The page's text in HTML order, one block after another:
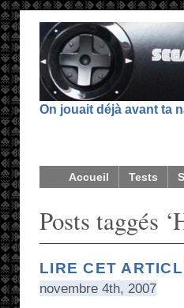
On jouait déjà avant ta
Accueil Tests
Posts taggés
LIRE CET
novembre 4th, 2007